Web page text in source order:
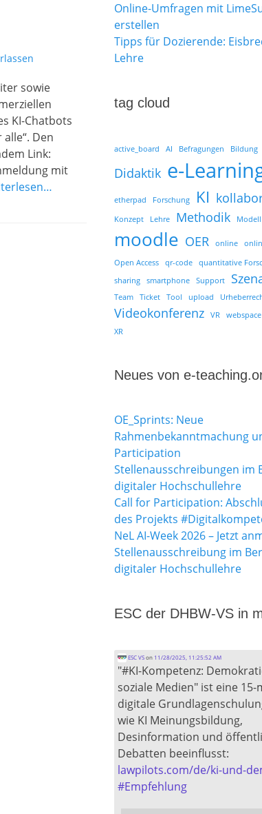
sowie
KI-Chatbots
Den
Link:
mit
Online-Umfragen mit
erstellen
Tipps für Dozierende:
Lehre
tag cloud
active_board AI Befragungen Bildung
Didaktik e-
etherpad Forschung KI
Konzept Lehre Methodik Modell
moodle OER online
Open Access
qr-code quantitative
sharing
smartphone Support
Team
Ticket Tool upload
Videokonferenz VR webspace
XR
Neues von e-
OE_Sprints: Neue
Rahmenbekanntmachung
Participation
Stellenausschreibungen im
digitaler Hochschullehre
Call for Participation:
des Projekts
NeL AI-Week 2026 – Jetzt
Stellenausschreibung im
digitaler Hochschullehre
ESC der DHBW-VS in
ESC VSon 11/28/2025, 11:25:52 AM
"#KI-Kompetenz:
soziale Medien" ist eine 15-
digitale
wie KI Meinungsbildung,
Desinformation und
Debatten beeinflusst:
lawpilots.com/de/ki-und-
#Empfehlung